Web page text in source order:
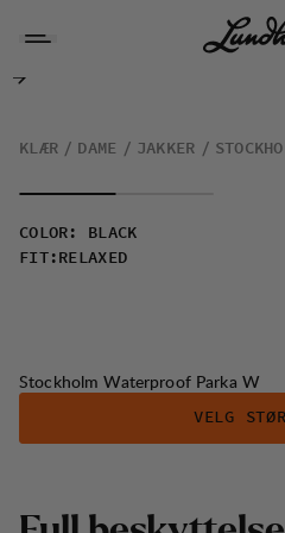
Stockholm Waterproof Parka W
KLÆR DAME JAKKER
COLOR :
BLACK
FIT: RELAXED
Stockholm Waterproof Parka W
VELG